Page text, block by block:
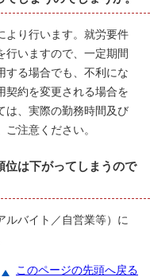
り行います。就労要件
行いますので、一定期間
する場合でも、不利にな
契約を変更される場合を
は、実際の勤務時間及び
注意ください。
位は下がってしまうので
ルバイト／自営業等）に
このページの先頭へ戻る